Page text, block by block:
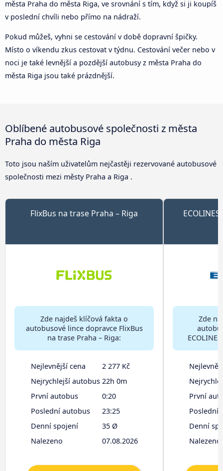
města Praha do města Riga, ve srovnání s tím, když si ji koupíš
v poslední chvíli nebo přímo na nádraží.
Pokud můžeš, vyhni se cestování v době dopravní špičky.
Místo o víkendu zkus cestovat v týdnu. Cestování večer nebo v
noci je také levnější a pozdější autobusy z města Praha do
města Riga jsou také prázdnější.
Oblíbené autobusové společnosti z města
Praha do města Riga
Toto jsou naším uživatelům nejčastěji rezervované autobusové
společnosti mezi městy Praha a Riga .
FlixBus na trase Praha – Riga
Zde najdeš klíčová fakta o
autobusové lince dopravce FlixBus
na trase Praha – Riga:
Nejlevnější cena
2 277 Kč
Nejrychlejší autobus 22h 0m
První autobus
0:20
Poslední autobus
23:25
Denní spojení
35 Ø
Nalezeno
07.08.2026
Zde
První
Poslední
Denní
Nalezeno